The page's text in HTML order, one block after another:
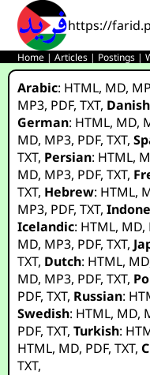
https://
Home |Articles | Postings |
Arabic: HTML, MD,
MP3, PDF,TXT, Danish
German: HTML, MD,
MD, MP3, PDF,TXT,
TXT, Persian: HTML,
MD, MP3, PDF,TXT,
TXT, Hebrew: HTML,
MP3, PDF,TXT,
Icelandic: HTML, MD,
MD, MP3, PDF,TXT,
TXT, Dutch: HTML, MD
MD, MP3, PDF,TXT,
PDF,TXT, Russian:
Swedish: HTML, MD,
PDF,TXT,Turkish:
HTML, MD, PDF,TXT,
TXT,